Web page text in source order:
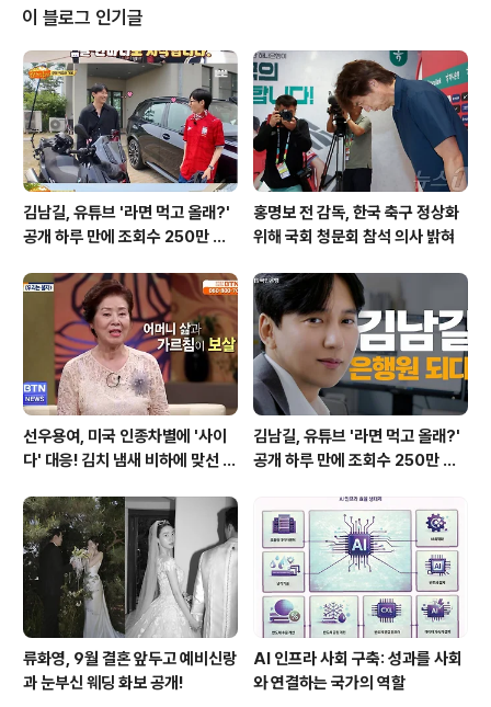
석상에 모습조차 드러내지 않은 채 숨어버렸습니다. 이임
생 전 이사의 위증과 책임 회피 행보이임생 전 이사가 보여
온 이러한 책임 회피형 행보는 감독 선임 과정에서부터 예
견된 일이었습니다. 과거 국회 문화체육관광위원회 현안
질의 당시 이 전 이사는 눈물까지 흘리며 결백을 호소했으
나, 결국 국회를 상대로 뻔뻔한 거짓말..
이 블로그 인기글
김남길, 유튜브 '라면 먹고 올래?'
공개 하루 만에 조회수 250만 돌
홍명보 전 감독, 한국 축구 정상화
위해 국회 청문회 참석 의사 밝혀
선우용여, 미국 인종차별에 '사이
다' 대응! 김치 냄새 비하에 맞선 통
김남길, 유튜브 '라면 먹고 올래?'
공개 하루 만에 조회수 250만 돌
류화영, 9월 결혼 앞두고 예비신랑
과 눈부신 웨딩 화보 공개!
AI 인프라 사회 구축: 성과를 사회
와 연결하는 국가의 역할